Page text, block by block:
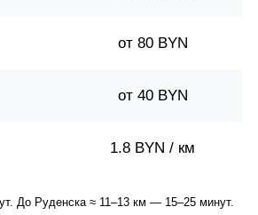
от 80 BYN
от 40 BYN
1.8 BYN / км
До Руденска ≈ 11–13 км — 15–25 минут.